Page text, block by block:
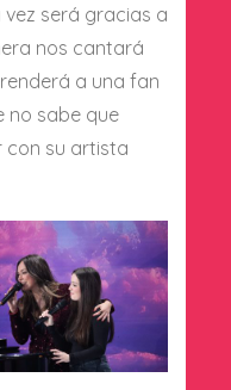
será gracias a
nos cantará
a una fan
no sabe que
con su artista